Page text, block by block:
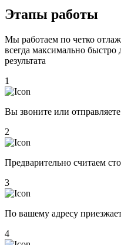
Этапы работы
Мы работаем по четко
всегда максимально быстро
результата
1
Вы звоните или
2
Предварительно считаем
3
По вашему адресу
4